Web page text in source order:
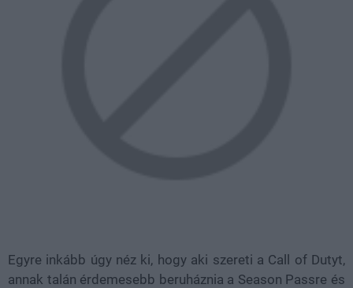
Egyre inkább úgy néz ki, hogy aki szereti a Call of Dutyt,
annak talán érdemesebb beruháznia a Season Passre és